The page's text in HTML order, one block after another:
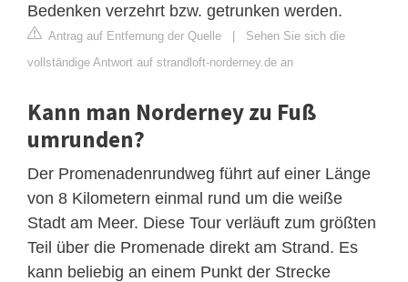
Bedenken verzehrt bzw. getrunken werden.
Antrag auf Entfernung der Quelle | Sehen Sie sich die
vollständige Antwort auf strandloft-norderney.de an
Kann man Norderney zu Fuß
umrunden?
Der Promenadenrundweg führt auf einer Länge
von 8 Kilometern einmal rund um die weiße
Stadt am Meer. Diese Tour verläuft zum größten
Teil über die Promenade direkt am Strand. Es
kann beliebig an einem Punkt der Strecke